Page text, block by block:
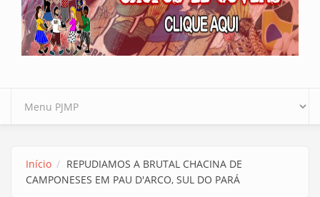
Início
REPUDIAMOS A BRUTAL CHACINA DE
CAMPONESES EM PAU D'ARCO, SUL DO PARÁ